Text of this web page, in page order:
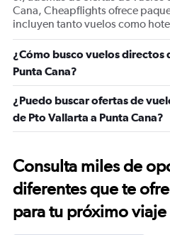
Cana, Cheapflights ofrece
incluyen tanto vuelos como
¿Cómo busco vuelos directos
Punta Cana?
¿Puedo buscar ofertas de
de Pto Vallarta a Punta Cana?
Consulta miles de
diferentes que te
para tu próximo viaje